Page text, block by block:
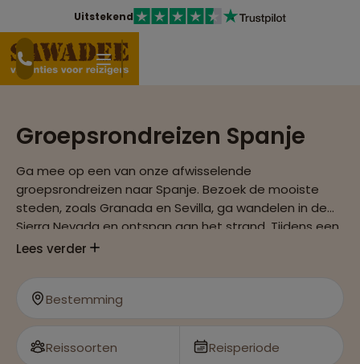
Uitstekend
Groepsrondreizen Spanje
Ga mee op een van onze afwisselende
groepsrondreizen naar Spanje. Bezoek de mooiste
steden, zoals Granada en Sevilla, ga wandelen in de
Sierra Nevada en ontspan aan het strand. Tijdens een
groepsrondreis door Andalusië kom je erachter
Lees verder
Bestemming
Reissoorten Reisperiode